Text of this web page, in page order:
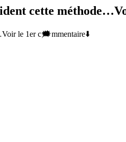
cette
le 1er c🗯️mmentaire⬇️